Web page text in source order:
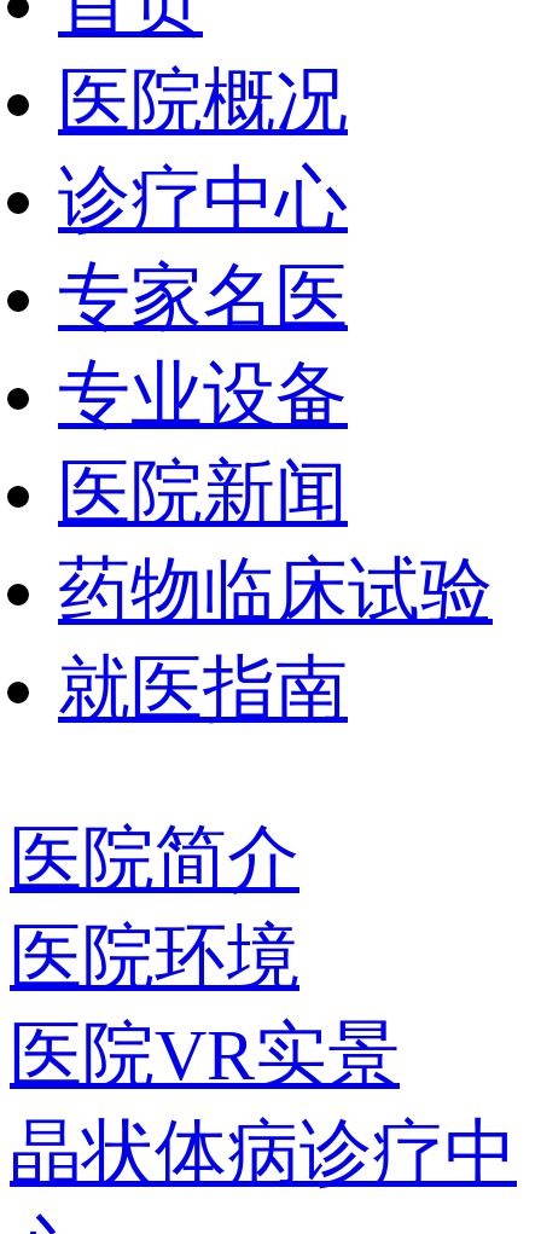
医院概况
诊疗中心
专家名医
专业设备
医院新闻
药物临床试验
就医指南
医院简介
医院环境
医院VR实景
晶状体病诊疗中